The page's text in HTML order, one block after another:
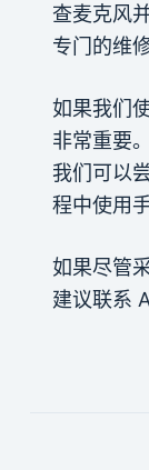
查麦克风
专门的维
如果我们
非常重要
我们可以
程中使用
如果尽管
建议联系